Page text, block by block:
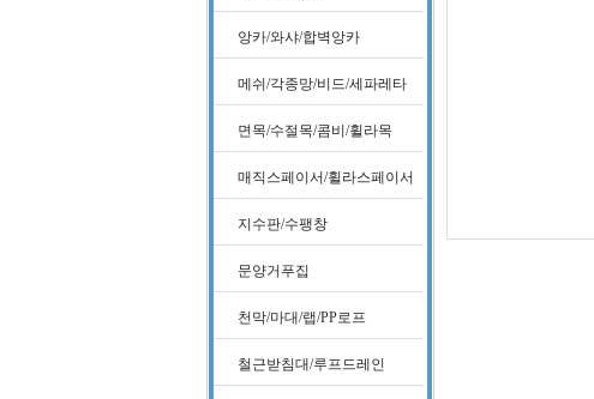
앙카/와샤/합벽앙카
메쉬/각종망/비드/세파레타
면목/수절목/콤비/휠라목
매직스페이서/휠라스페이서
지수판/수팽창
문양거푸집
천막/마대/랩/PP로프
철근받침대/루프드레인